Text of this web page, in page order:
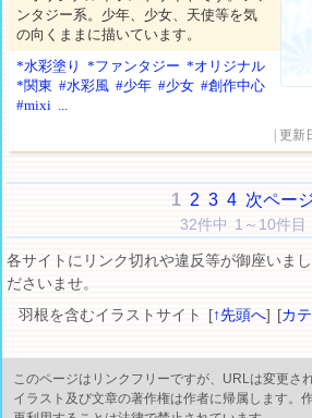
ンタジー系。少年、少女、天使等を気
の向くままに描いています。
*水彩塗り
*ファンタジー *オリジナル
*関東 #水彩風 #少年 #少女 #創作中心
#mixi ...
| 更新
1 2 3 4 次ペー
32件中 1～10件目
各サイトにリンク切れや違反等が御座いま
ださいませ。
羽根を含むイラストサイト [↑先頭へ] [カ
このページはリンクフリーですが、URLは変更さ
イラスト及び文章の著作権は作者に帰属します。